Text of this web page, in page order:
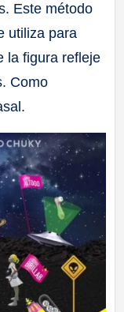
Este método
utiliza para
la figura refleje
Como